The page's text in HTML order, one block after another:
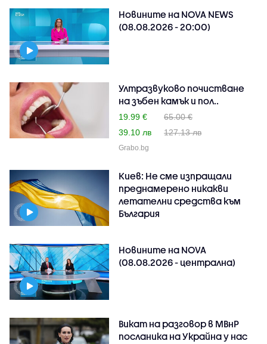
Новините на NOVA NEWS
(08.08.2026 - 20:00)
Ултразвуково почистване
на зъбен камък и пол..
19.99 €
65.00 €
39.10 лв
127.13 лв
Grabo.bg
Киев: Не сме изпращали
преднамерено никакви
летателни средства към
България
Новините на NOVA
(08.08.2026 - централна)
Викат на разговор в МВнР
посланика на Украйна у нас